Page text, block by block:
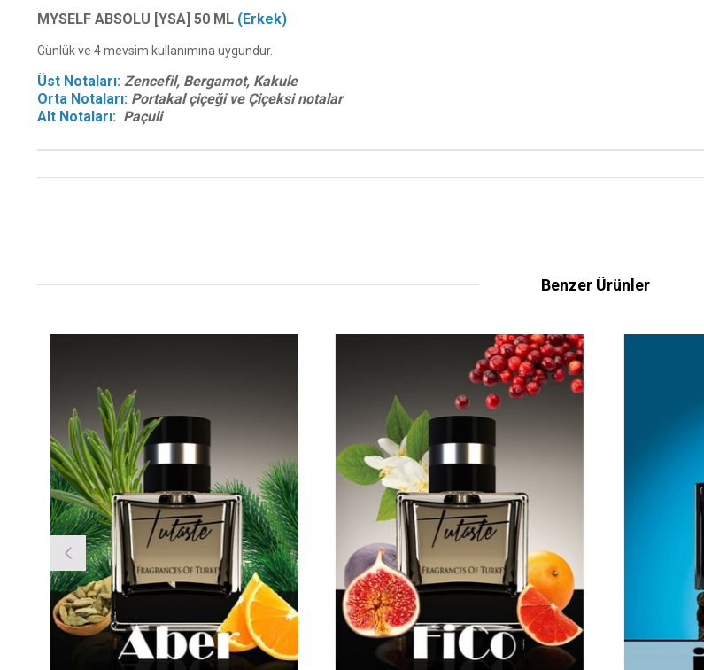
MYSELF ABSOLU [YSA] 50 ML (Erkek)
Günlük ve 4 mevsim kullanımına uygundur.
Üst Notaları: Zencefil, Bergamot, Kakule
Orta Notaları: Portakal çiçeği ve Çiçeksi notalar
Alt Notaları: Paçuli
Benzer Ürünler